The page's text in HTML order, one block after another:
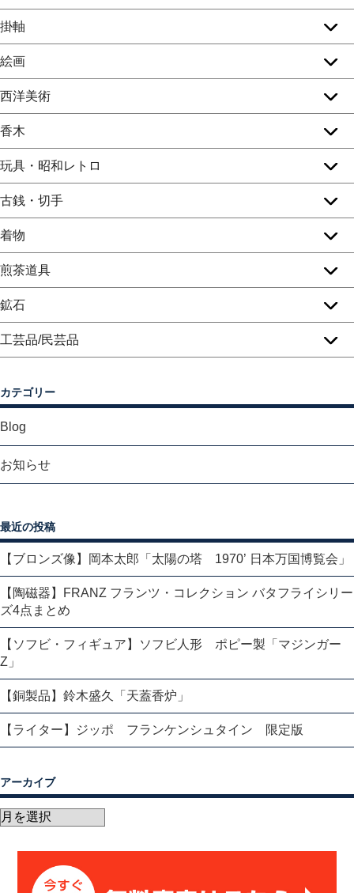
掛軸
絵画
西洋美術
香木
玩具・昭和レトロ
古銭・切手
着物
煎茶道具
鉱石
工芸品/民芸品
カテゴリー
Blog
お知らせ
最近の投稿
【ブロンズ像】岡本太郎「太陽の塔 1970’ 日本万国博覧会」
【陶磁器】FRANZ フランツ・コレクション バタフライシリー
ズ4点まとめ
【ソフビ・フィギュア】ソフビ人形 ポピー製「マジンガー
Z」
【銅製品】鈴木盛久「天蓋香炉」
【ライター】ジッポ フランケンシュタイン 限定版
アーカイブ